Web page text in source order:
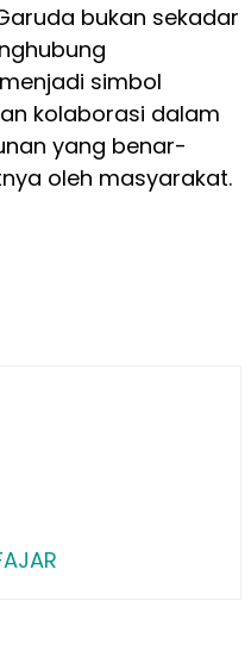
bukan sekadar
simbol
kolaborasi dalam
yang benar-
oleh masyarakat.